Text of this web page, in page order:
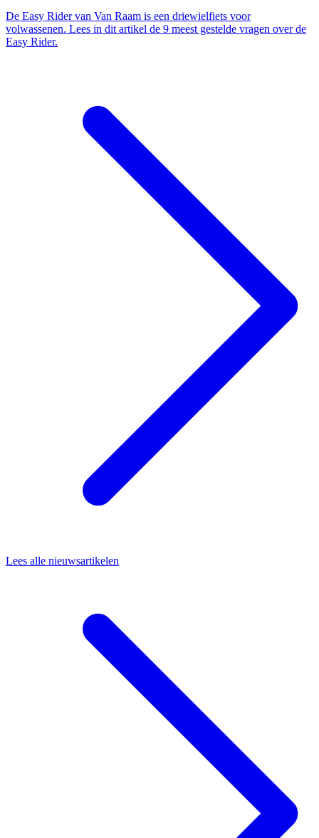
De Easy Rider van Van Raam is een driewielfiets voor
volwassenen. Lees in dit artikel de 9 meest gestelde vragen over de
Easy Rider.
Lees alle nieuwsartikelen